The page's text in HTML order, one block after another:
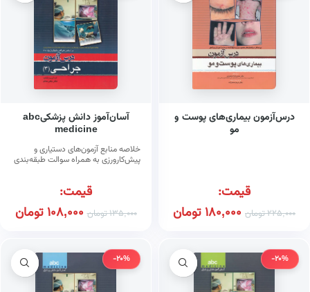
درس‌آزمون بیماری‌های پوست و
مو
قیمت:
225,000تومان 180,000تومان
آسان‌آموز دانش پزشکیabc
medicine
خلاصه منابع آزمون‌های دستیاری و
پیش‌کارورزی به همراه سوالت طبقه‌بندی
قیمت:
135,000تومان 108,000تومان
-20%
-20%